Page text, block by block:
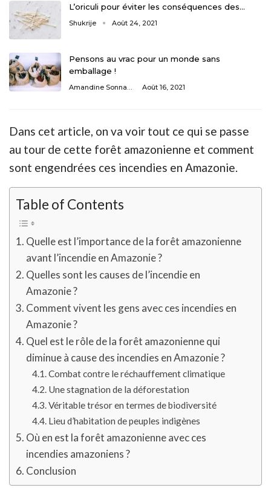
L’oriculi pour éviter les conséquences des…
Shukrije Août 24, 2021
Pensons au vrac pour un monde sans
emballage !
Amandine Sonnaert Août 16, 2021
Dans cet article, on va voir tout ce qui se passe
au tour de cette forêt amazonienne et comment
sont engendrées ces incendies en Amazonie.
Table of Contents
Quelle est l’importance de la forêt amazonienne
avant l’incendie en Amazonie ?
Quelles sont les causes de l’incendie en
Amazonie ?
Comment vivent les gens avec ces incendies en
Amazonie ?
Quel est le rôle de la forêt amazonienne qui
diminue à cause des incendies en Amazonie ?
Combat contre le réchauffement climatique
Une stagnation de la déforestation
Véritable trésor en termes de biodiversité
Lieu d’habitation de peuples indigènes
Où en est la forêt amazonienne avec ces
incendies amazoniens ?
Conclusion